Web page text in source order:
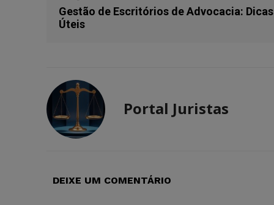
Gestão de Escritórios de Advocacia: Dicas
Úteis
Portal Juristas
DEIXE UM COMENTÁRIO